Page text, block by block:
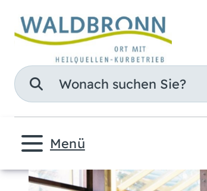
Suche
Menü